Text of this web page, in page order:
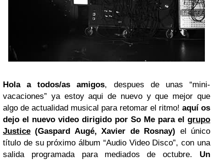
Hola a todos/as amigos, despues de unas “mini-
vacaciones” ya estoy aqui de nuevo y que mejor que
algo de actualidad musical para retomar el ritmo! aquí os
dejo el nuevo video dirigido por So Me para el grupo
Justice (Gaspard Augé, Xavier de Rosnay) el único
título de su próximo álbum “Audio Video Disco”, con una
salida programada para mediados de octubre. Un